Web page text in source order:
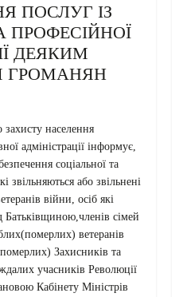
ПОСЛУГ ІЗ
ПРОФЕСІЙНОЇ
ДЕЯКИМ
ГРОМАНЯН
населення
адміністрації інформує,
соціальної та
звільняються або звільнені
війни, осіб які
Батьківщиною,членів сімей
ветеранів
Захисників та
учасників Революції
Кабінету Міністрів